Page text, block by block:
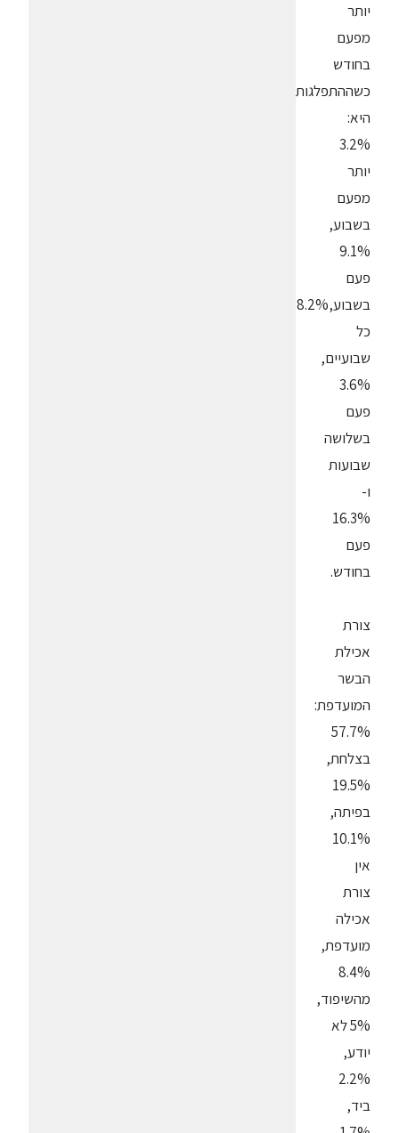
יותר
מפעם
בחודש
כשההתפלגות
היא:
3.2%
יותר
מפעם
בשבוע,
9.1%
פעם
בשבוע,8.2%
כל
שבועיים,
3.6%
פעם
בשלושה
שבועות
ו-
16.3%
פעם
בחודש.
צורת
אכילת
הבשר
המועדפת:
57.7%
בצלחת,
19.5%
בפיתה,
10.1%
אין
צורת
אכילה
מועדפת,
8.4%
מהשיפוד,
5% לא
יודע,
2.2%
ביד,